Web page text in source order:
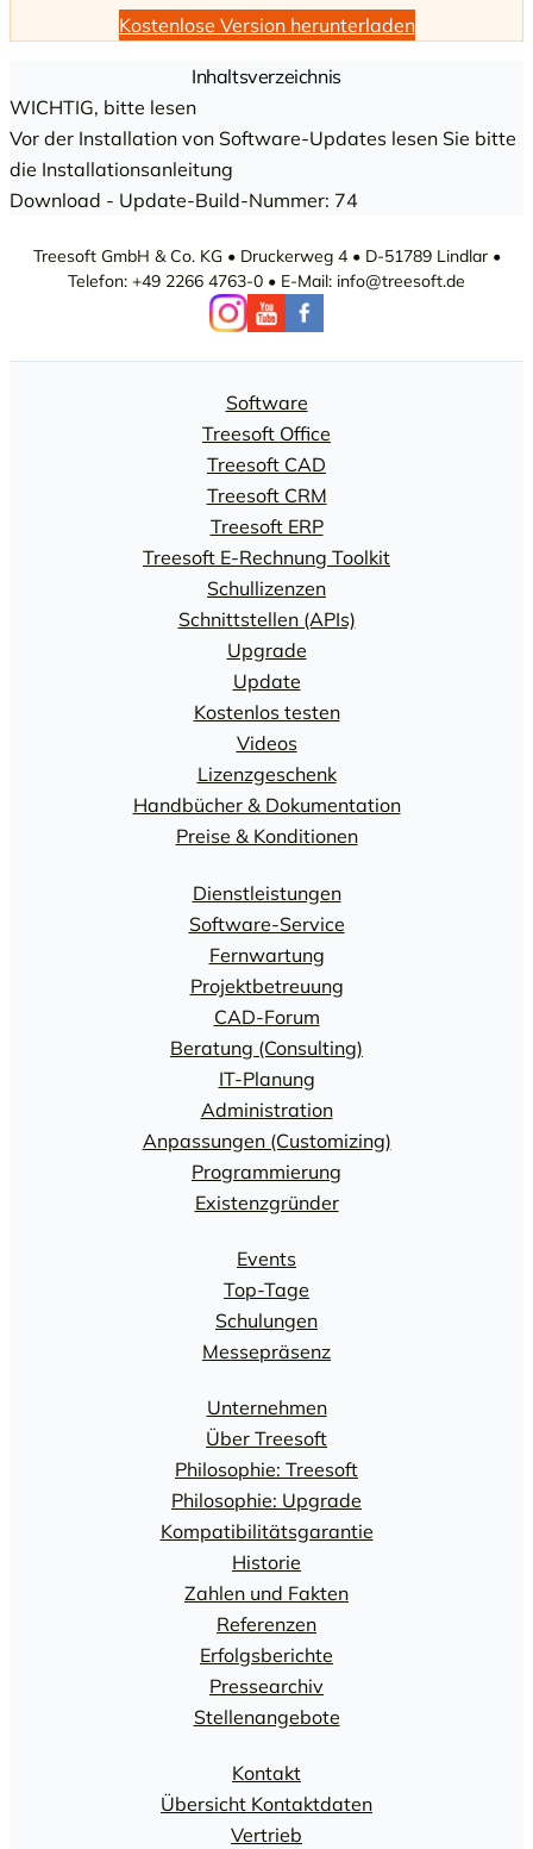
Kostenlose Version herunterladen
Inhaltsverzeichnis
WICHTIG, bitte lesen
Vor der Installation von Software-Updates lesen Sie bitte
die Installationsanleitung
Download - Update-Build-Nummer: 74
Treesoft GmbH & Co. KG • Druckerweg 4 • D-51789 Lindlar •
Telefon: +49 2266 4763-0 • E-Mail: info@treesoft.de
Software
Treesoft Office
Treesoft CAD
Treesoft CRM
Treesoft ERP
Treesoft E-Rechnung Toolkit
Schullizenzen
Schnittstellen (APIs)
Upgrade
Update
Kostenlos testen
Videos
Lizenzgeschenk
Handbücher & Dokumentation
Preise & Konditionen
Dienstleistungen
Software-Service
Fernwartung
Projektbetreuung
CAD-Forum
Beratung (Consulting)
IT-Planung
Administration
Anpassungen (Customizing)
Programmierung
Existenzgründer
Events
Top-Tage
Schulungen
Messepräsenz
Unternehmen
Über Treesoft
Philosophie: Treesoft
Philosophie: Upgrade
Kompatibilitätsgarantie
Historie
Zahlen und Fakten
Referenzen
Erfolgsberichte
Pressearchiv
Stellenangebote
Kontakt
Übersicht Kontaktdaten
Vertrieb